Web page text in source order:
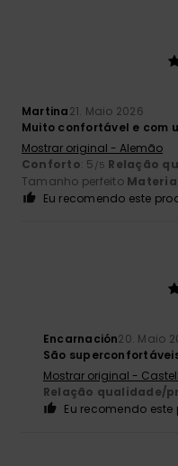
Martina21. Maio 2026
Muito confortável e com
Mostrar original - Alemão
Conforto: 5 /5 Relação
Tamanho perfeito
Eu recomendo este
Encarnación20. Maio
São
Mostrar original -
Relação qualidade/
Eu recomendo este